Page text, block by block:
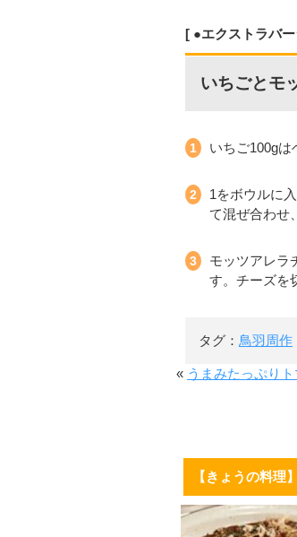
●エクストラバ
いちごとモ
いちご100gは
1をボウルに
て混ぜ合わせ
モッツアレラ
す。チーズを
タグ： 鳥羽周作
« うまみたっぷり
【きょうの料理